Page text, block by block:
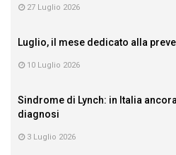
27 Luglio 2026
Luglio, il mese dedicato alla
10 Luglio 2026
Sindrome di Lynch: in Italia
diagnosi
3 Luglio 2026